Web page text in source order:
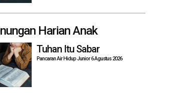
Harian Anak
Tuhan Itu Sabar
Pancaran Air Hidup Junior 6 Agustus 2026